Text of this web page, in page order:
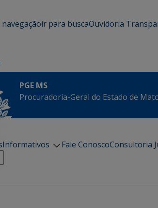
ir para buscaOuvidoria
PGE MS
Procuradoria-Geral do Estado de
Informativos Fale ConoscoConsultoria